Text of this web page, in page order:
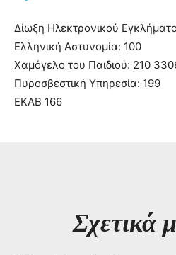
Δίωξη Ηλεκτρονικού
Ελληνική Αστυνομία: 100
Χαμόγελο του Παιδιού: 210
Πυροσβεστική Υπηρεσία: 199
ΕΚΑΒ 166
Σχετικά